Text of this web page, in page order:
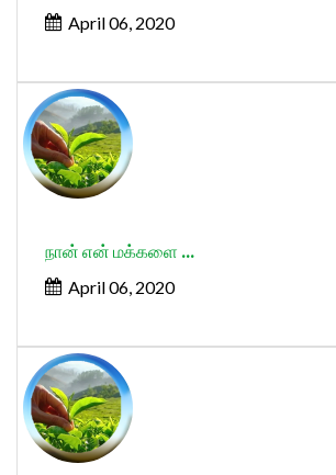
April 06, 2020
நான் என் மக்களை ...
April 06, 2020